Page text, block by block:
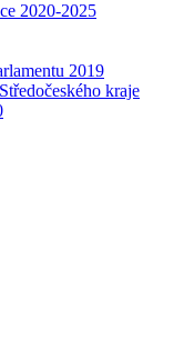
2020-2025
2019
kraje